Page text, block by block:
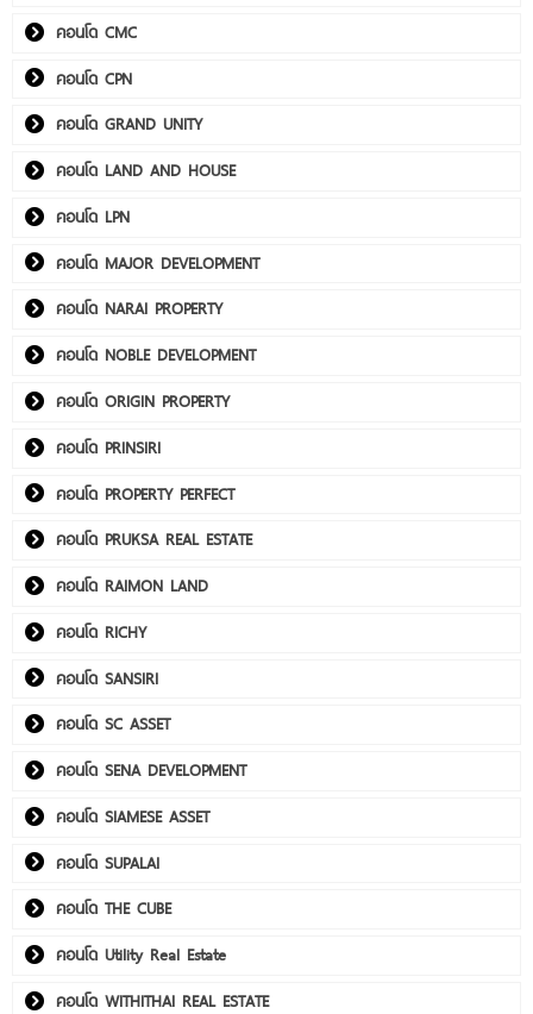
คอนโด CMC
คอนโด CPN
คอนโด GRAND UNITY
คอนโด LAND AND HOUSE
คอนโด LPN
คอนโด MAJOR DEVELOPMENT
คอนโด NARAI PROPERTY
คอนโด NOBLE DEVELOPMENT
คอนโด ORIGIN PROPERTY
คอนโด PRINSIRI
คอนโด PROPERTY PERFECT
คอนโด PRUKSA REAL ESTATE
คอนโด RAIMON LAND
คอนโด RICHY
คอนโด SANSIRI
คอนโด SC ASSET
คอนโด SENA DEVELOPMENT
คอนโด SIAMESE ASSET
คอนโด SUPALAI
คอนโด THE CUBE
คอนโด Utility Real Estate
คอนโด WITHITHAI REAL ESTATE